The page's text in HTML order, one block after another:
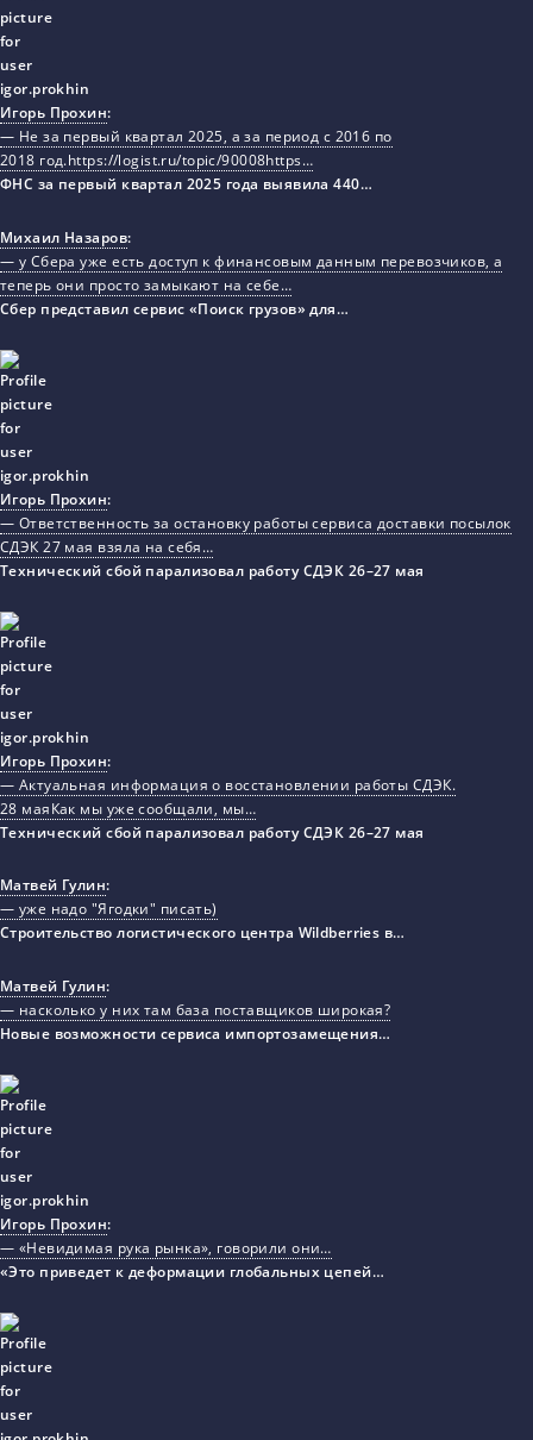
Игорь Прохин:
— Не за первый квартал 2025, а за период с 2016 по
2018 год.https://logist.ru/topic/90008https…
ФНС за первый квартал 2025 года выявила 440…
Михаил Назаров:
— у Сбера уже есть доступ к финансовым данным перевозчиков, а
теперь они просто замыкают на себе…
Сбер представил сервис «Поиск грузов» для…
Игорь Прохин:
— Ответственность за остановку работы сервиса доставки посылок
СДЭК 27 мая взяла на себя…
Технический сбой парализовал работу СДЭК 26–27 мая
Игорь Прохин:
— Актуальная информация о восстановлении работы СДЭК.
28 маяКак мы уже сообщали, мы…
Технический сбой парализовал работу СДЭК 26–27 мая
Матвей Гулин:
— уже надо "Ягодки" писать)
Строительство логистического центра Wildberries в…
Матвей Гулин:
— насколько у них там база поставщиков широкая?
Новые возможности сервиса импортозамещения…
Игорь Прохин:
— «Невидимая рука рынка», говорили они…
«Это приведет к деформации глобальных цепей…